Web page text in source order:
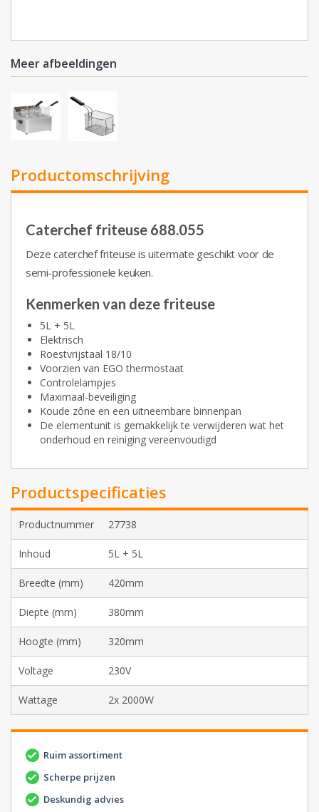
Meer afbeeldingen
Productomschrijving
Caterchef friteuse 688.055
Deze caterchef friteuse is uitermate geschikt voor de
semi-professionele keuken.
Kenmerken van deze friteuse
5L + 5L
Elektrisch
Roestvrijstaal 18/10
Voorzien van EGO thermostaat
Controlelampjes
Maximaal-beveiliging
Koude zône en een uitneembare binnenpan
De elementunit is gemakkelijk te verwijderen wat het
onderhoud en reiniging vereenvoudigd
Productspecificaties
Productnummer 27738
Inhoud 5L + 5L
Breedte (mm) 420mm
Diepte (mm) 380mm
Hoogte (mm) 320mm
Voltage 230V
Wattage 2x 2000W
Ruim assortiment
Scherpe prijzen
Deskundig advies